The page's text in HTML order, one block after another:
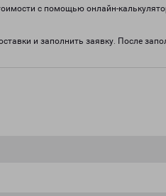
с помощью онлайн-
и заполнить заявку. После